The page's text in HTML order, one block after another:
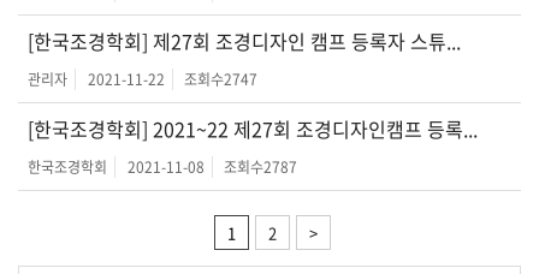
[한국조경학회] 제27회 조경디자인 캠프 등록자 스튜...
관리자 2021-11-22 조회수2747
[한국조경학회] 2021~22 제27회 조경디자인캠프 등록...
한국조경학회 2021-11-08 조회수2787
1 2 >